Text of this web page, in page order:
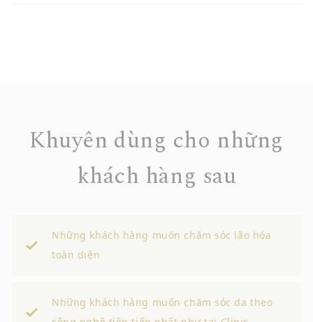
Khuyên dùng cho những
khách hàng sau
Những khách hàng muốn chăm sóc lão hóa
toàn diện
Những khách hàng muốn chăm sóc da theo